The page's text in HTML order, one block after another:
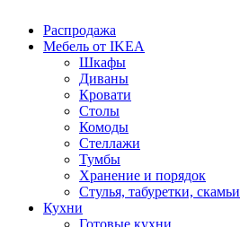
Распродажа
Мебель от IKEA
Шкафы
Диваны
Кровати
Столы
Комоды
Стеллажи
Тумбы
Хранение и порядок
Стулья, табуретки, скамьи
Кухни